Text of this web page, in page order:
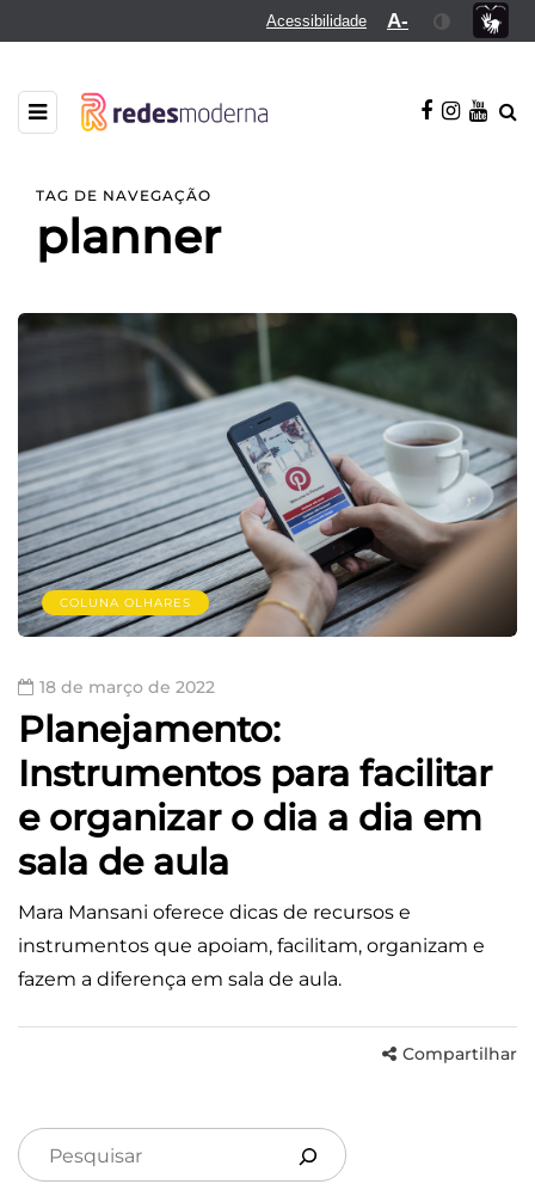
Acessibilidade A-
TAG DE NAVEGAÇÃO
planner
COLUNA OLHARES
18 de março de 2022
Planejamento:
Instrumentos para facilitar
e organizar o dia a dia em
sala de aula
Mara Mansani oferece dicas de recursos e
instrumentos que apoiam, facilitam, organizam e
fazem a diferença em sala de aula.
Compartilhar